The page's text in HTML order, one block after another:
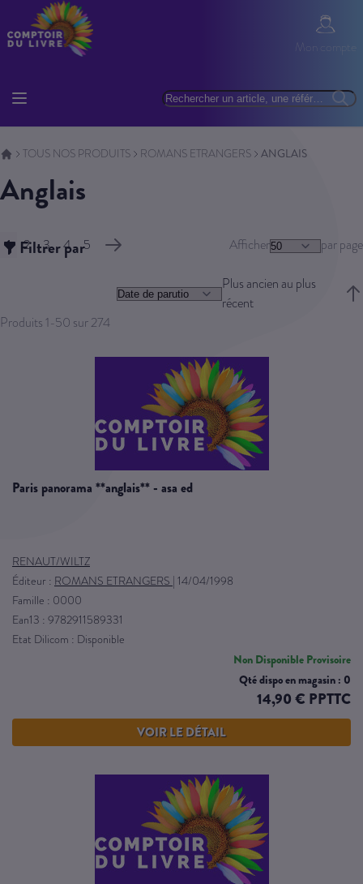
Allez au contenu
Rechercher
Mon
Mon compte
TOUS NOS PRODUITS ROMANS ETRANGERS ANGLAIS
Anglais
Filtrer par
Page
Vous lisez actuellement la page
1 Page
2 Page
3 Page
4 Page
5 Page
Suivant Afficher par page
Produits 1-50 sur274
Plus ancien au plus
récent
paris panorama **anglais** - asa ed
RENAUT/WILTZ
Éditeur : ROMANS ETRANGERS | 14/04/1998
Famille : 0000
Ean13 : 9782911589331
Etat Dilicom : Disponible
Non Disponible Provisoire
Qté dispo en magasin : 0
14,90 € PPTTC
VOIR LE DÉTAIL